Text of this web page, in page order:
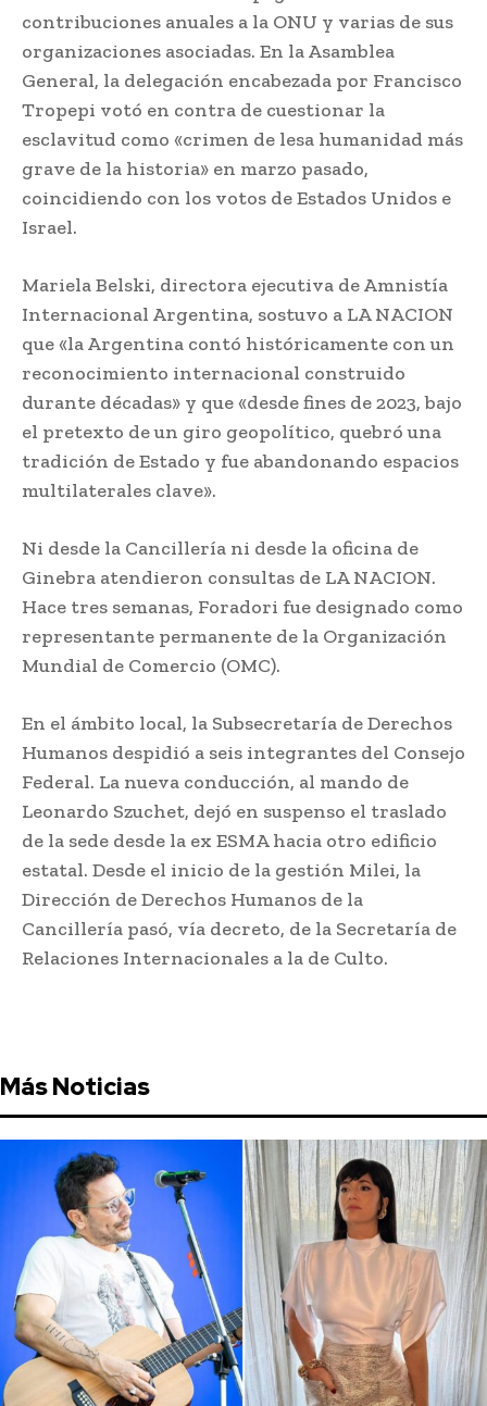
contribuciones anuales a la ONU y varias de sus
organizaciones asociadas. En la Asamblea
General, la delegación encabezada por Francisco
Tropepi votó en contra de cuestionar la
esclavitud como «crimen de lesa humanidad más
grave de la historia» en marzo pasado,
coincidiendo con los votos de Estados Unidos e
Israel.
Mariela Belski, directora ejecutiva de Amnistía
Internacional Argentina, sostuvo a LA NACION
que «la Argentina contó históricamente con un
reconocimiento internacional construido
durante décadas» y que «desde fines de 2023, bajo
el pretexto de un giro geopolítico, quebró una
tradición de Estado y fue abandonando espacios
multilaterales clave».
Ni desde la Cancillería ni desde la oficina de
Ginebra atendieron consultas de LA NACION.
Hace tres semanas, Foradori fue designado como
representante permanente de la Organización
Mundial de Comercio (OMC).
En el ámbito local, la Subsecretaría de Derechos
Humanos despidió a seis integrantes del Consejo
Federal. La nueva conducción, al mando de
Leonardo Szuchet, dejó en suspenso el traslado
de la sede desde la ex ESMA hacia otro edificio
estatal. Desde el inicio de la gestión Milei, la
Dirección de Derechos Humanos de la
Cancillería pasó, vía decreto, de la Secretaría de
Relaciones Internacionales a la de Culto.
Más Noticias